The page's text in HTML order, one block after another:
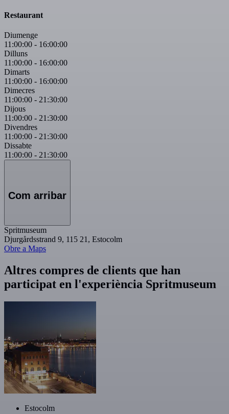
Restaurant
Diumenge
11:00:00 - 16:00:00
Dilluns
11:00:00 - 16:00:00
Dimarts
11:00:00 - 16:00:00
Dimecres
11:00:00 - 21:30:00
Dijous
11:00:00 - 21:30:00
Divendres
11:00:00 - 21:30:00
Dissabte
11:00:00 - 21:30:00
Com arribar
Spritmuseum
Djurgårdsstrand 9, 115 21, Estocolm
Obre a Maps
Altres compres de clients que han
participat en l'experiència Spritmuseum
Estocolm